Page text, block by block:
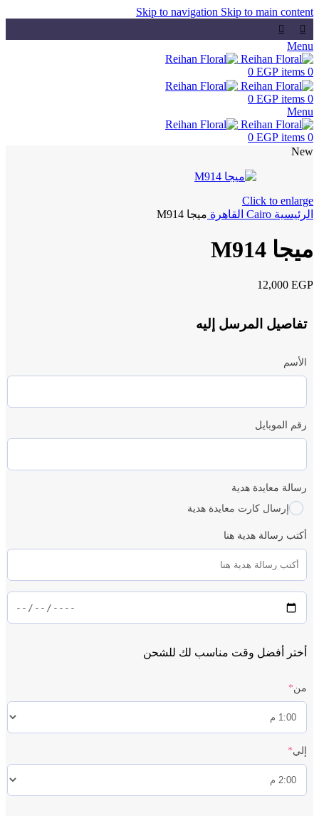
Skip to navigation Skip to main content
Menu
0
items
0 EGP
0
items
0 EGP
Menu
0
items
0 EGP
New
Click to enlarge
الرئيسية Cairo القاهرة ميجا M914
ميجا M914
12,000 EGP
تفاصيل المرسل إليه
الأسم
رقم الموبايل
رسالة معايدة هدية
إرسال كارت معايدة هدية
أكتب رسالة هدية هنا
أختر أفضل وقت مناسب لك للشحن
من*
إلي*